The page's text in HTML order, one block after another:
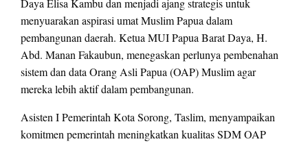
Daya Elisa Kambu dan menjadi ajang strategis untuk
menyuarakan aspirasi umat Muslim Papua dalam
pembangunan daerah. Ketua MUI Papua Barat Daya, H.
Abd. Manan Fakaubun, menegaskan perlunya pembenahan
sistem dan data Orang Asli Papua (OAP) Muslim agar
mereka lebih aktif dalam pembangunan.
Asisten I Pemerintah Kota Sorong, Taslim, menyampaikan
komitmen pemerintah meningkatkan kualitas SDM OAP